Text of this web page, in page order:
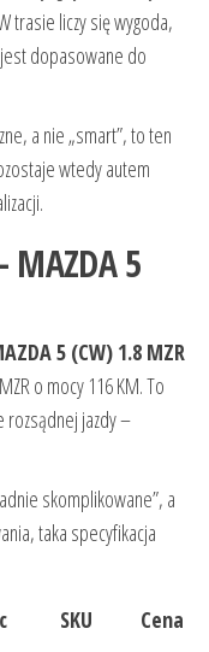
trasie liczy się wygoda,
dopasowane do
a nie „smart”, to ten
wtedy autem
5
5 (CW) 1.8 MZR
o mocy 116 KM. To
rozsądnej jazdy –
skomplikowane”, a
taka specyfikacja
SKU
Cena